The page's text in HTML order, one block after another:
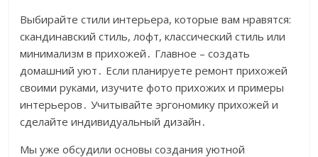
Выбирайте стили интерьера, которые вам нравятся:
скандинавский стиль, лофт, классический стиль или
минимализм в прихожей․ Главное – создать
домашний уют․ Если планируете ремонт прихожей
своими руками, изучите фото прихожих и примеры
интерьеров․ Учитывайте эргономику прихожей и
сделайте индивидуальный дизайн․
Мы уже обсудили основы создания уютной